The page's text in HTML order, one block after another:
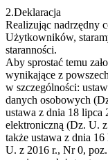
2.Deklaracja
Realizując nadrzędny
Użytkowników,
staranności.
Aby sprostać temu
wynikające z
w szczególności:
danych osobowych
ustawa z dnia 18 lipca
elektroniczną (Dz. U.
także ustawa z dnia
U. z 2016 r., Nr 0,